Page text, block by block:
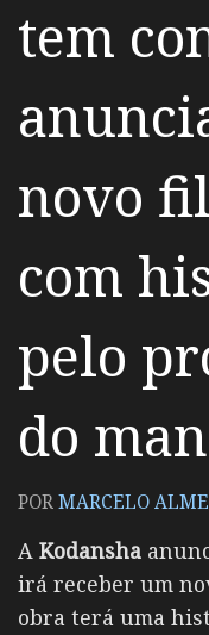
tem
novo
com
pelo
do
PORMARCELO
A Kodansha
irá receber um
obra terá uma